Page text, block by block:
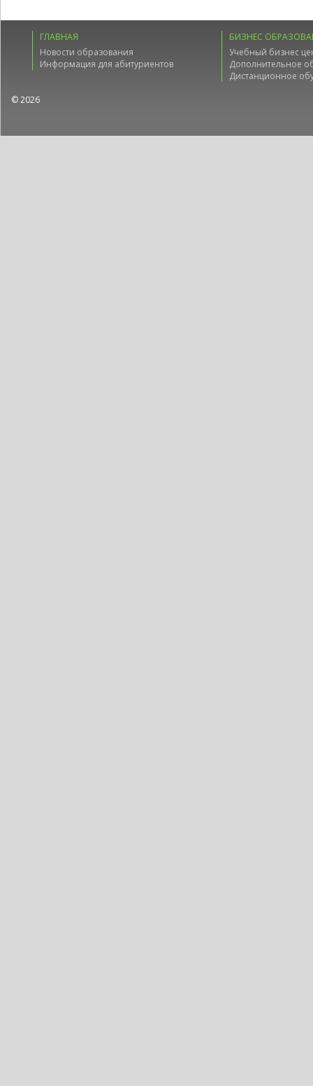
ГЛАВНАЯ
Новости образования
Информация для абитуриентов
БИЗНЕС
Учебный бизнес
Дополнительное
Дистанционное
© 2026